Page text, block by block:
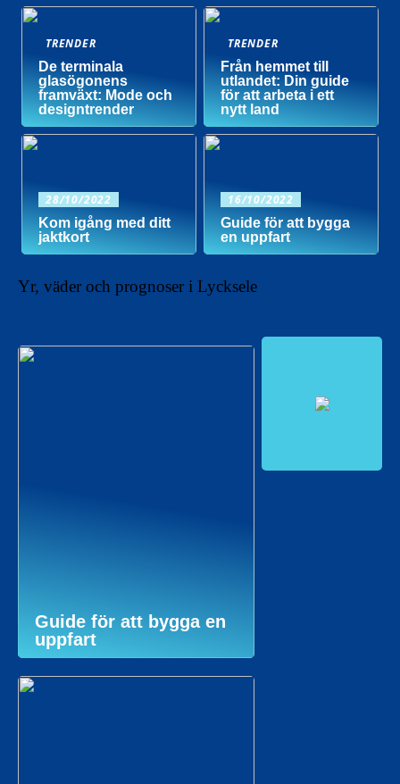
TRENDER
De terminala
glasögonens
framväxt: Mode och
designtrender
TRENDER
Från hemmet till
utlandet: Din guide
för att arbeta i ett
nytt land
28/10/2022
Kom igång med ditt
jaktkort
16/10/2022
Guide för att bygga
en uppfart
Yr, väder och prognoser i Lycksele
Guide för att bygga en
uppfart